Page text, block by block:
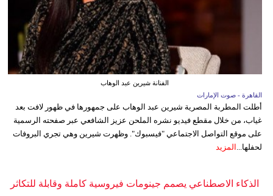
الفنانة شيرين عبد الوهاب
القاهرة - صوت الإمارات
أطلت المطربة المصرية شيرين عبد الوهاب على جمهورها في ظهور لافت بعد
غياب، من خلال مقطع فيديو نشره الملحن عزيز الشافعي عبر صفحته الرسمية
على موقع التواصل الاجتماعي "فيسبوك". وظهرت شيرين وهي تجري البروفات
لحفلها... المزيد
الذكاء الاصطناعي يصمم جينومات فيروسية كاملة وقابلة للتكاثر